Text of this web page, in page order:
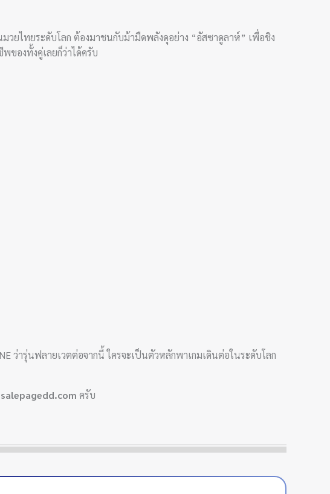
ยไทยระดับโลก ต้องมาชนกับม้ามืดพลังดุอย่าง “อัสซาดูลาห์” เพื่อชิง
ของทั้งคู่เลยก็ว่าได้ครับ
ว่ารุ่นฟลายเวตต่อจากนี้ ใครจะเป็นตัวหลักพาเกมเดินต่อในระดับโลก
salepagedd.com ครับ